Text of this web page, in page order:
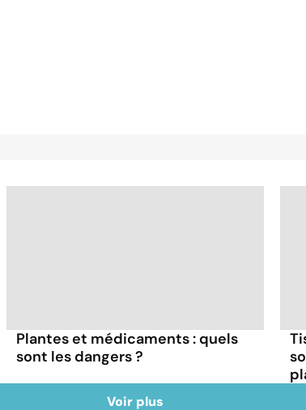
Plantes et médicaments : quels
sont les dangers ?
Voir plus